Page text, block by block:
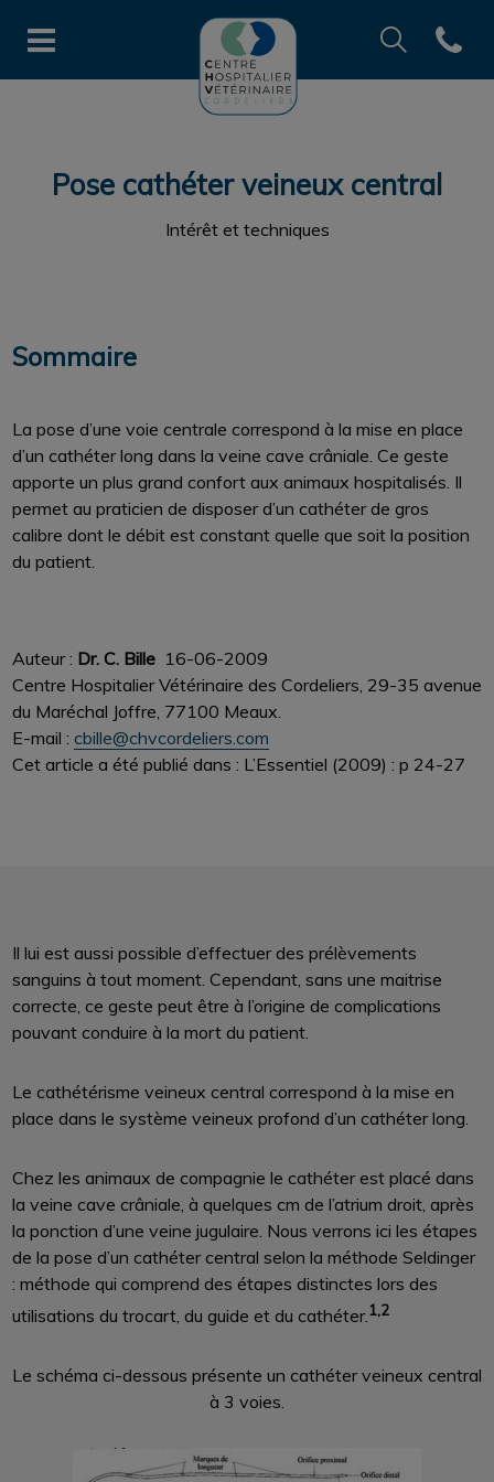
Page d'accueil de CHV des
Open
Recherche
Pose cathéter veineux central
Intérêt et techniques
Sommaire
La pose d’une voie centrale correspond à la mise en place
d’un cathéter long dans la veine cave crâniale. Ce geste
apporte un plus grand confort aux animaux hospitalisés. Il
permet au praticien de disposer d’un cathéter de gros
calibre dont le débit est constant quelle que soit la position
du patient.
Auteur : Dr. C. Bille 16-06-2009
Centre Hospitalier Vétérinaire des Cordeliers, 29-35 avenue
du Maréchal Joffre, 77100 Meaux.
E-mail : cbille@chvcordeliers.com
Cet article a été publié dans : L’Essentiel (2009) : p 24-27
Il lui est aussi possible d’effectuer des prélèvements
sanguins à tout moment. Cependant, sans une maitrise
correcte, ce geste peut être à l’origine de complications
pouvant conduire à la mort du patient.
Le cathétérisme veineux central correspond à la mise en
place dans le système veineux profond d’un cathéter long.
Chez les animaux de compagnie le cathéter est placé dans
la veine cave crâniale, à quelques cm de l’atrium droit, après
la ponction d’une veine jugulaire. Nous verrons ici les étapes
de la pose d’un cathéter central selon la méthode Seldinger
: méthode qui comprend des étapes distinctes lors des
utilisations du trocart, du guide et du cathéter.1,2
Le schéma ci-dessous présente un cathéter veineux central
à 3 voies.